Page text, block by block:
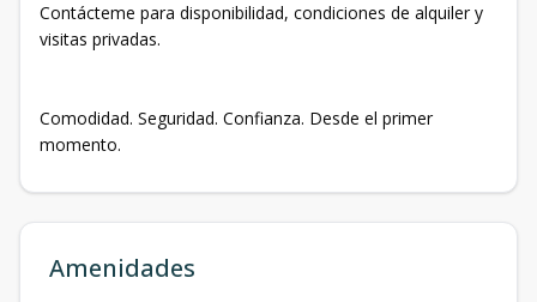
Contácteme para disponibilidad, condiciones de alquiler y
visitas privadas.
Comodidad. Seguridad. Confianza. Desde el primer
momento.
Amenidades